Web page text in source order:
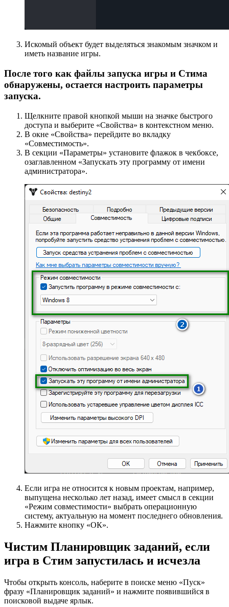
Искомый объект будет выделяться знакомым значком и
иметь название игры.
После того как файлы запуска игры и Стима
обнаружены, остается настроить параметры
запуска.
Щелкните правой кнопкой мыши на значке быстрого
доступа и выберите «Свойства» в контекстном меню.
В окне «Свойства» перейдите во вкладку
«Совместимость».
В секции «Параметры» установите флажок в чекбоксе,
озаглавленном «Запускать эту программу от имени
администратора».
Если игра не относится к новым проектам, например,
выпущена несколько лет назад, имеет смысл в секции
«Режим совместимости» выбрать операционную
систему, актуальную на момент последнего обновления.
Нажмите кнопку «ОК».
Чистим Планировщик заданий, если
игра в Стим запустилась и исчезла
Чтобы открыть консоль, наберите в поиске меню «Пуск»
фразу «Планировщик заданий» и нажмите появившийся в
поисковой выдаче ярлык.